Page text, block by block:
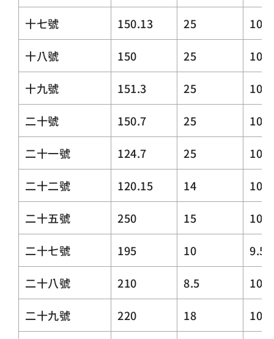
十七號 150.13 25 10
十八號 150 25 10
十九號 151.3 25 10
二十號 150.7 25 10
二十一號 124.7 25
二十二號 120.15 14 10
二十五號 250 15 10
二十七號 195 10 9.5
二十八號 210 8.5 10
二十九號 220 18 10